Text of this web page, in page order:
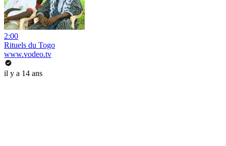
2:00
Rituels du Togo
www.vodeo.tv
il y a 14 ans